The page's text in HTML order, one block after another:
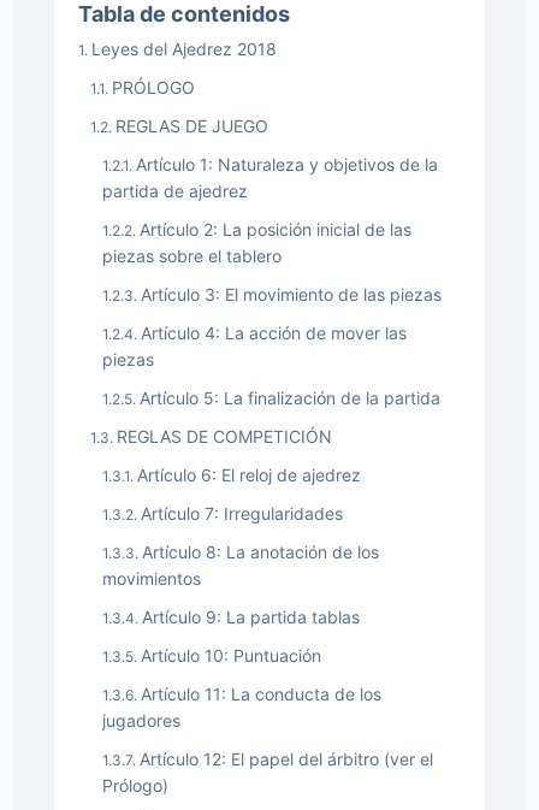
Tabla de contenidos
Leyes del Ajedrez 2018
PRÓLOGO
REGLAS DE JUEGO
Artículo 1: Naturaleza y objetivos de la
partida de ajedrez
Artículo 2: La posición inicial de las
piezas sobre el tablero
Artículo 3: El movimiento de las piezas
Artículo 4: La acción de mover las
piezas
Artículo 5: La finalización de la partida
REGLAS DE COMPETICIÓN
Artículo 6: El reloj de ajedrez
Artículo 7: Irregularidades
Artículo 8: La anotación de los
movimientos
Artículo 9: La partida tablas
Artículo 10: Puntuación
Artículo 11: La conducta de los
jugadores
Artículo 12: El papel del árbitro (ver el
Prólogo)